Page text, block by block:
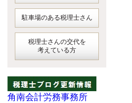
駐車場のある税理士さん
税理士さんの交代を
考えている方
角南会計労務事務所